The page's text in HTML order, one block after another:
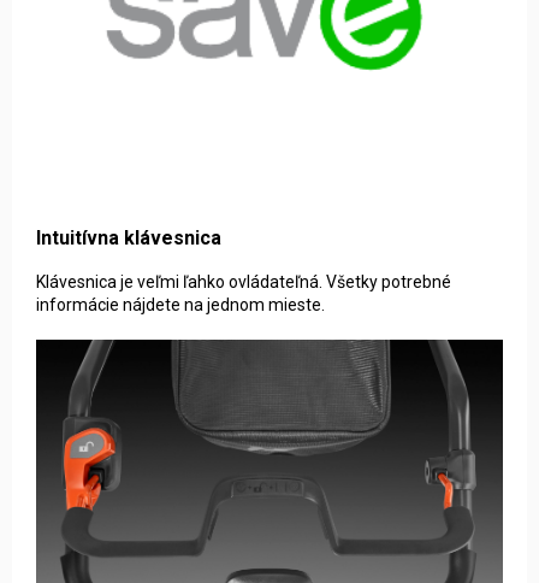
Intuitívna klávesnica
Klávesnica je veľmi ľahko ovládateľná. Všetky potrebné
informácie nájdete na jednom mieste.